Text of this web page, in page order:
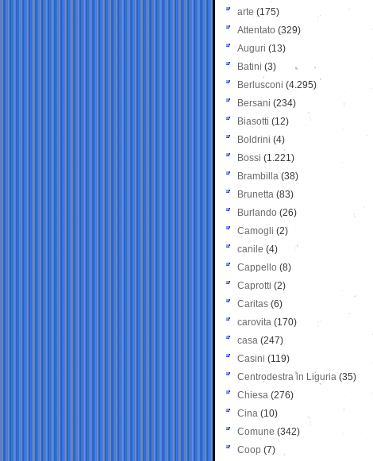
arte (175)
Attentato (329)
Auguri (13)
Batini (3)
Berlusconi (4.295)
Bersani (234)
Biasotti (12)
Boldrini (4)
Bossi (1.221)
Brambilla (38)
Brunetta (83)
Burlando (26)
Camogli (2)
canile (4)
Cappello (8)
Caprotti (2)
Caritas (6)
carovita (170)
casa (247)
Casini (119)
Centrodestra in Liguria (35)
Chiesa (276)
Cina (10)
Comune (342)
Coop (7)